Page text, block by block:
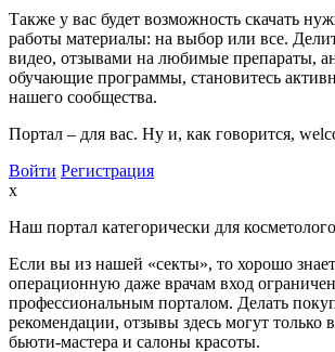
Также у вас будет возможность скачать
работы материалы: на выбор или все.
видео, отзывами на любимые препараты,
обучающие программы, становитесь
нашего сообщества.
Портал – для вас. Ну и, как говорится,
Войти Регистрация
x
Наш портал категорически для
Если вы из нашей «секты», то хорошо
операционную даже врачам вход
профессиональным порталом. Делать
рекомендации, отзывы здесь могут
бьюти-мастера и салоны красоты.